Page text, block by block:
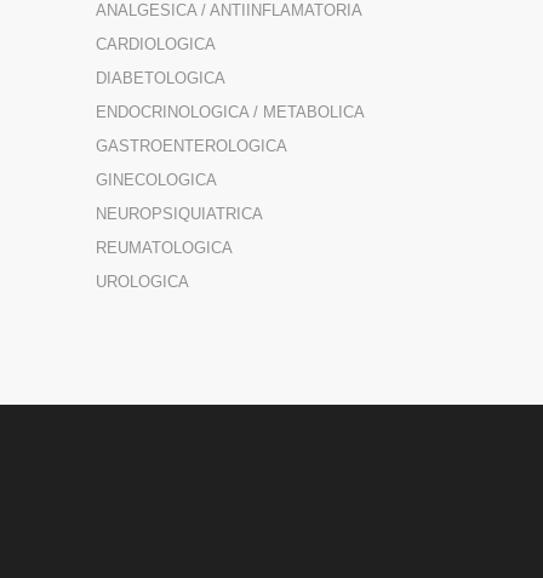
ANALGESICA / ANTIINFLAMATORIA
CARDIOLOGICA
DIABETOLOGICA
ENDOCRINOLOGICA / METABOLICA
GASTROENTEROLOGICA
GINECOLOGICA
NEUROPSIQUIATRICA
REUMATOLOGICA
UROLOGICA